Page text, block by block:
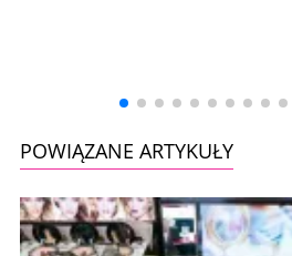
POWIĄZANE ARTYKUŁY